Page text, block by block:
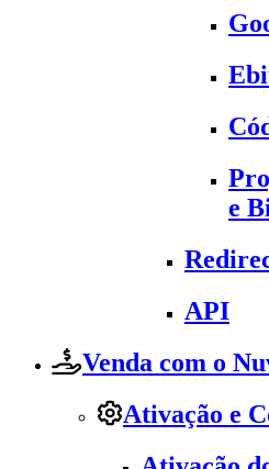
e
API
Venda com o
Ativação e